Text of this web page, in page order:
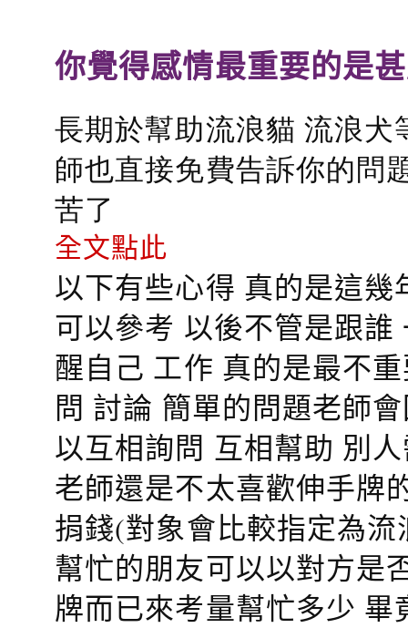
你覺得感情最重要的是
長期於幫助流浪貓 流浪
師也直接免費告訴你的問
苦了
全文點此
以下有些心得 真的是這
可以參考 以後不管是跟
醒自己 工作 真的是最不
問 討論 簡單的問題老師
以互相詢問 互相幫助 別
老師還是不太喜歡伸手牌
捐錢(對象會比較指定為
幫忙的朋友可以以對方是
牌而已來考量幫忙多少